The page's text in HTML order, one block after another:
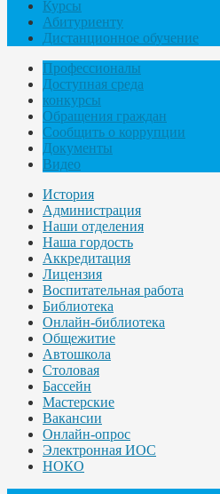
Курсы
Абитуриенту
Дистанционное обучение
Профессионалы
Доступная среда
конкурсы
Обращения граждан
Сообщить о коррупции
Документы
Видео
История
Администрация
Наши отделения
Наша гордость
Аккредитация
Лицензия
Воспитательная работа
Библиотека
Онлайн-библиотека
Общежитие
Автошкола
Столовая
Бассейн
Мастерские
Вакансии
Онлайн-опрос
Электронная ИОС
НОКО